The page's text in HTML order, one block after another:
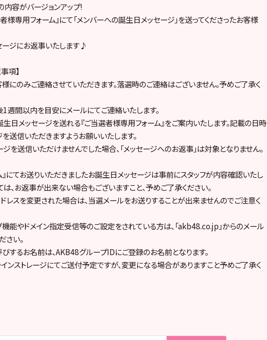
内容がバージョンアップ!
様専用フォーム』にて「メンバーへの誕生日メッセージ」を送ってくださったお客様
ージにお返事いたします♪
項】
にのみご連絡させていただきます。落選時のご連絡はございません。予めご了承く
週間以内を目安にメールにてご連絡いたします。
生日メッセージを送れる『ご当選者様専用フォーム』をご案内いたします。記載の日時
送信いただきますようお願いいたします。
を送信いただけませんでした場合、「メッセージへのお返事」は対象となりません。
』にてお送りいただきましたお誕生日メッセージは事前にスタッフが内容確認いたし
は、お返事が出来ない場合もございますこと、予めご了承ください。
レスを変更された場合は、当選メールをお送りすることが出来ませんのでご注意く
機能やドメイン指定受信等のご設定をされている方は、「akb48.co.jp」からのメール
さい。
するお名前は、AKB48グループIDにご登録のお名前となります。
ンストレージにてご送付予定ですが、変更になる場合がありますこと予めご了承く